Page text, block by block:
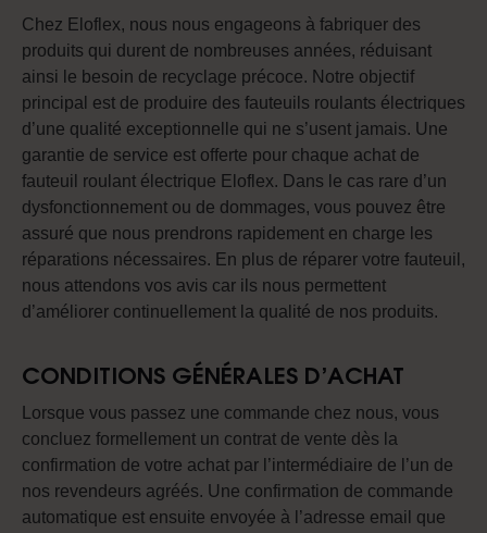
Chez Eloflex, nous nous engageons à fabriquer des
produits qui durent de nombreuses années, réduisant
ainsi le besoin de recyclage précoce. Notre objectif
principal est de produire des fauteuils roulants électriques
d’une qualité exceptionnelle qui ne s’usent jamais. Une
garantie de service est offerte pour chaque achat de
fauteuil roulant électrique Eloflex. Dans le cas rare d’un
dysfonctionnement ou de dommages, vous pouvez être
assuré que nous prendrons rapidement en charge les
réparations nécessaires. En plus de réparer votre fauteuil,
nous attendons vos avis car ils nous permettent
d’améliorer continuellement la qualité de nos produits.
CONDITIONS GÉNÉRALES D’ACHAT
Lorsque vous passez une commande chez nous, vous
concluez formellement un contrat de vente dès la
confirmation de votre achat par l’intermédiaire de l’un de
nos revendeurs agréés. Une confirmation de commande
automatique est ensuite envoyée à l’adresse email que